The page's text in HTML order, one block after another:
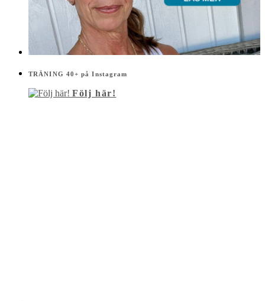
TRÄNING 40+ på Instagram
Följ här!